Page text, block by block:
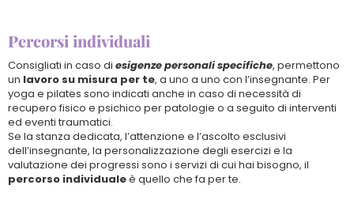
Percorsi individuali
Consigliati in caso di esigenze personali specifiche, permettono
un lavoro su misura per te, a uno a uno con l’insegnante. Per
yoga e pilates sono indicati anche in caso di necessità di
recupero fisico e psichico per patologie o a seguito di interventi
ed eventi traumatici.
Se la stanza dedicata, l’attenzione e l’ascolto esclusivi
dell’insegnante, la personalizzazione degli esercizi e la
valutazione dei progressi sono i servizi di cui hai bisogno, il
percorso individualeè quello che fa per te.